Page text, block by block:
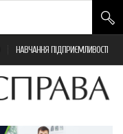
НАВЧАННЯ ПІДПРИЄМЛИВОСТІ